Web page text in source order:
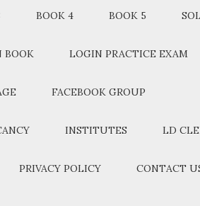
BOOK 4 BOOK 5
BOOK LOGIN PRACTICE EXAM
FACEBOOK GROUP
INSTITUTES LD
PRIVACY POLICY CONTACT